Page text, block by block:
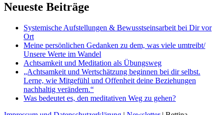
Neueste Beiträge
Systemische Aufstellungen & Bewusstseinsarbeit bei Dir vor
Ort
Meine persönlichen Gedanken zu dem, was viele umtreibt/
Unsere Werte im Wandel
Achtsamkeit und Meditation als Übungsweg
„Achtsamkeit und Wertschätzung beginnen bei dir selbst.
Lerne, wie Mitgefühl und Offenheit deine Beziehungen
nachhaltig verändern.“
Was bedeutet es, den meditativen Weg zu gehen?